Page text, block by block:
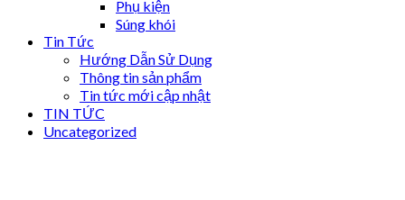
Phụ kiện
Súng khói
Tin Tức
Hướng Dẫn Sử Dụng
Thông tin sản phẩm
Tin tức mới cập nhật
TIN TỨC
Uncategorized